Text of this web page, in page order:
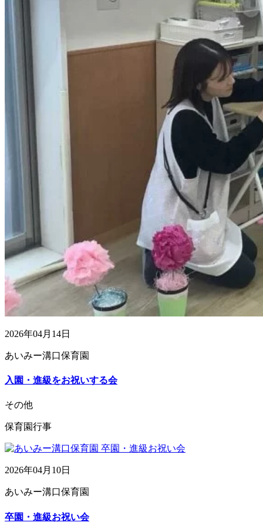
2026年04月14日
あいみー溝口保育園
入園・進級をお祝いする会
その他
保育園行事
2026年04月10日
あいみー溝口保育園
卒園・進級お祝い会